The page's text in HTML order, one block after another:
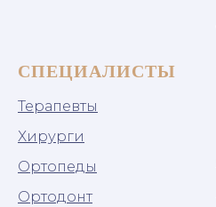
СПЕЦИАЛИСТЫ
Терапевты
Хирурги
Ортопеды
Ортодонт